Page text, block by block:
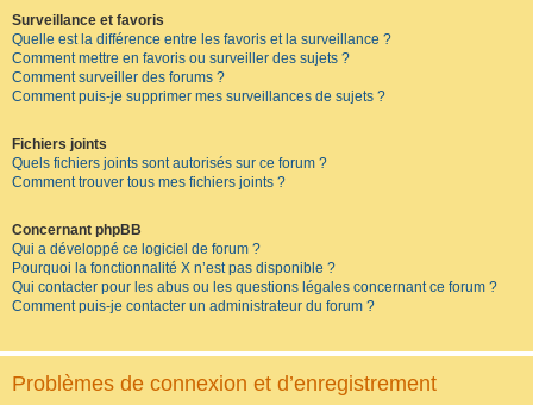
Surveillance et favoris
Quelle est la différence entre les favoris et la surveillance ?
Comment mettre en favoris ou surveiller des sujets ?
Comment surveiller des forums ?
Comment puis-je supprimer mes surveillances de sujets ?
Fichiers joints
Quels fichiers joints sont autorisés sur ce forum ?
Comment trouver tous mes fichiers joints ?
Concernant phpBB
Qui a développé ce logiciel de forum ?
Pourquoi la fonctionnalité X n’est pas disponible ?
Qui contacter pour les abus ou les questions légales concernant ce forum ?
Comment puis-je contacter un administrateur du forum ?
Problèmes de connexion et d’enregistrement